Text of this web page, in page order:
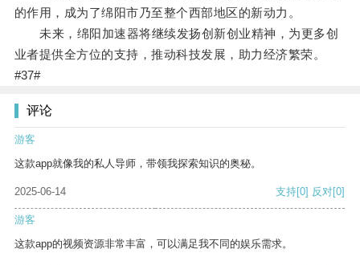
的作用，成为了绵阳市乃至整个西部地区的新动力。
未来，绵阳加速器将继续发扬创新创业精神，为更多创
业者提供全方位的支持，推动科技发展，助力经济繁荣。
#37#
评论
游客
这款app就像我的私人导师，带领我探索知识的奥秘。
2025-06-14 支持[0] 反对[0]
游客
这款app的视频资源非常丰富，可以满足我不同的娱乐需求。